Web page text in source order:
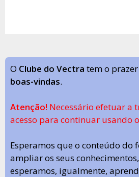
O Clube do Vectra tem o
boas-vindas.
Atenção! Necessário efetuar a
acesso para continuar usando
Esperamos que o conteúdo do
ampliar os seus
esperamos, igualmente,